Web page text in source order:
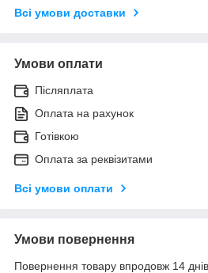
Всі умови доставки
Умови оплати
Післяплата
Оплата на рахунок
Готівкою
Оплата за реквізитами
Всі умови оплати
Умови повернення
Повернення товару впродовж 14